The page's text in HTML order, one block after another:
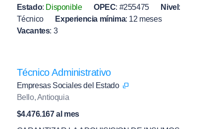
Estado: Disponible OPEC: #255475 Nivel :
Técnico
Experiencia mínima: 12 meses
Vacantes: 3
Técnico Administrativo
Empresas Sociales del Estado
Bello, Antioquia
$4.476.167 al mes